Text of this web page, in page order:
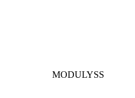
MODULYSS